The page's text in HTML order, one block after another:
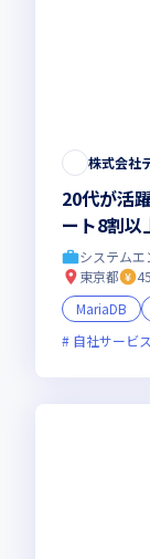
株式会社
20代が活
ート8割以
システム
東京都
MariaDB
自社サービ